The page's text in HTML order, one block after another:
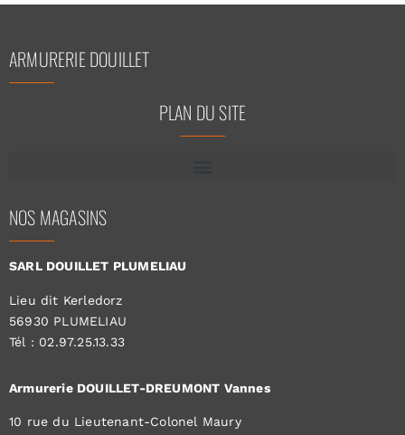
ARMURERIE DOUILLET
PLAN DU SITE
NOS MAGASINS
SARL DOUILLET PLUMELIAU
Lieu dit Kerledorz
56930 PLUMELIAU
Tél : 02.97.25.13.33
Armurerie DOUILLET-DREUMONT Vannes
10 rue du Lieutenant-Colonel Maury